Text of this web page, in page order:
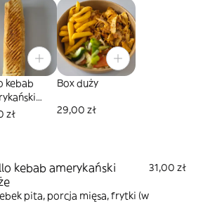
kebab
zł
Box duży
29,00 zł
kebab amerykański
31,00 zł
pita, porcja mięsa, frytki (w